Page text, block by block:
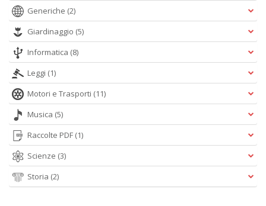
Generiche (2)
Giardinaggio (5)
Informatica (8)
Leggi (1)
Motori e Trasporti (11)
Musica (5)
Raccolte PDF (1)
Scienze (3)
Storia (2)